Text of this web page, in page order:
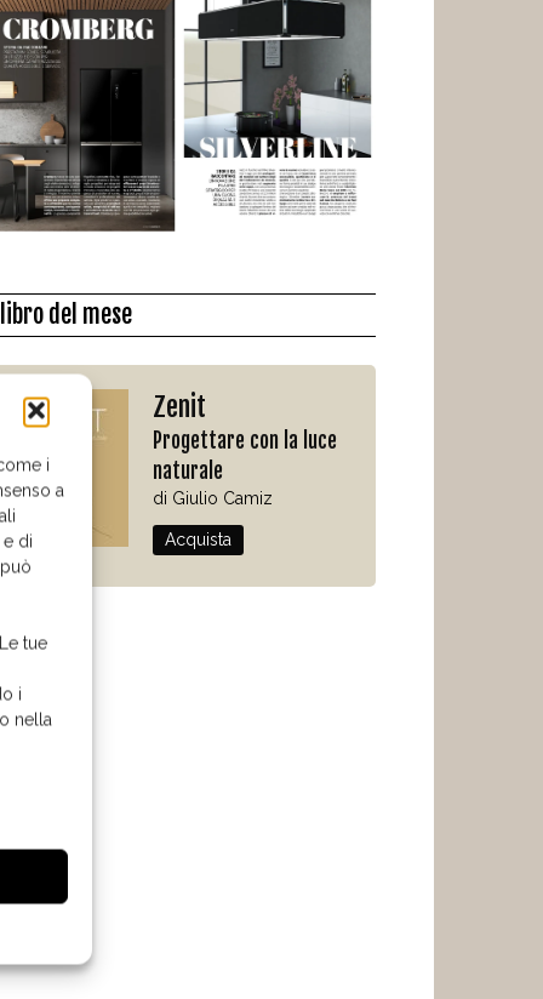
i
a
di
tue
i
nella
libro del mese
Zenit
Progettare con la luce
naturale
di Giulio Camiz
Acquista